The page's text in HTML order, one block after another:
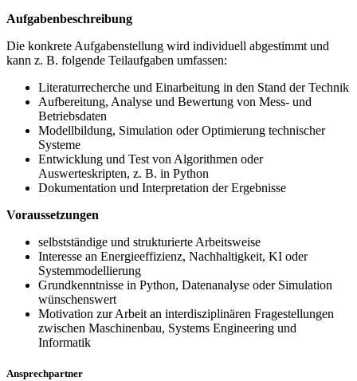
Aufgabenbeschreibung
Die konkrete Aufgabenstellung wird individuell abgestimmt und
kann z. B. folgende Teilaufgaben umfassen:
Literaturrecherche und Einarbeitung in den Stand der Technik
Aufbereitung, Analyse und Bewertung von Mess- und
Betriebsdaten
Modellbildung, Simulation oder Optimierung technischer
Systeme
Entwicklung und Test von Algorithmen oder
Auswerteskripten, z. B. in Python
Dokumentation und Interpretation der Ergebnisse
Voraussetzungen
selbstständige und strukturierte Arbeitsweise
Interesse an Energieeffizienz, Nachhaltigkeit, KI oder
Systemmodellierung
Grundkenntnisse in Python, Datenanalyse oder Simulation
wünschenswert
Motivation zur Arbeit an interdisziplinären Fragestellungen
zwischen Maschinenbau, Systems Engineering und
Informatik
Ansprechpartner